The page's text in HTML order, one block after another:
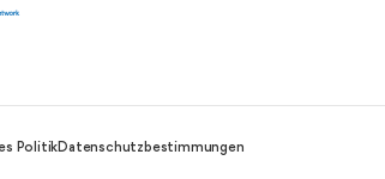
PolitikDatenschutzbestimmungen